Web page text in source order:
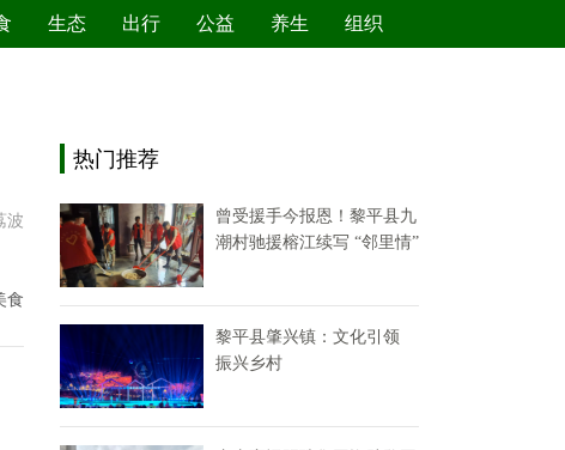
组织
养生
公益
出行
生态
波
食
热门推荐
曾受援手今报恩！黎平县九
潮村驰援榕江续写 “邻里情”
黎平县肇兴镇：文化引领
振兴乡村